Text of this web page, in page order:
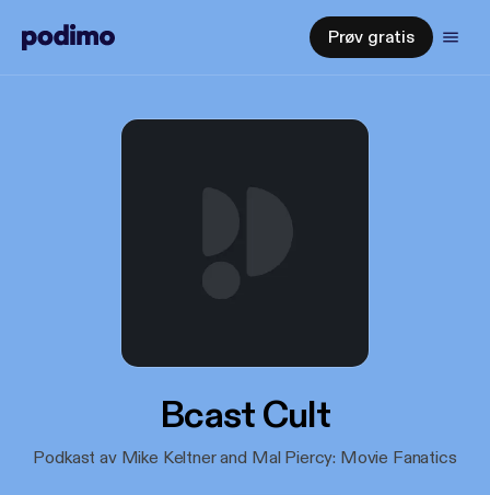
Prøv gratis
Bcast Cult
Podkast av Mike Keltner and Mal Piercy: Movie Fanatics